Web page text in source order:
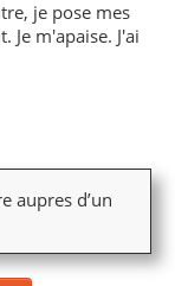
je pose mes
Je m'apaise. J'ai
aupres d’un